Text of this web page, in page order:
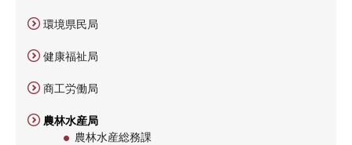
環境県民局
健康福祉局
商工労働局
農林水産局
農林水産総務課